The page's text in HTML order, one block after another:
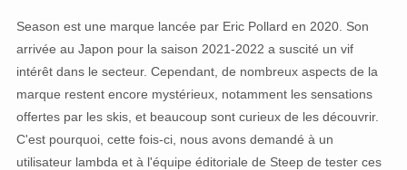
Season est une marque lancée par Eric Pollard en 2020. Son
arrivée au Japon pour la saison 2021-2022 a suscité un vif
intérêt dans le secteur. Cependant, de nombreux aspects de la
marque restent encore mystérieux, notamment les sensations
offertes par les skis, et beaucoup sont curieux de les découvrir.
C'est pourquoi, cette fois-ci, nous avons demandé à un
utilisateur lambda et à l'équipe éditoriale de Steep de tester ces